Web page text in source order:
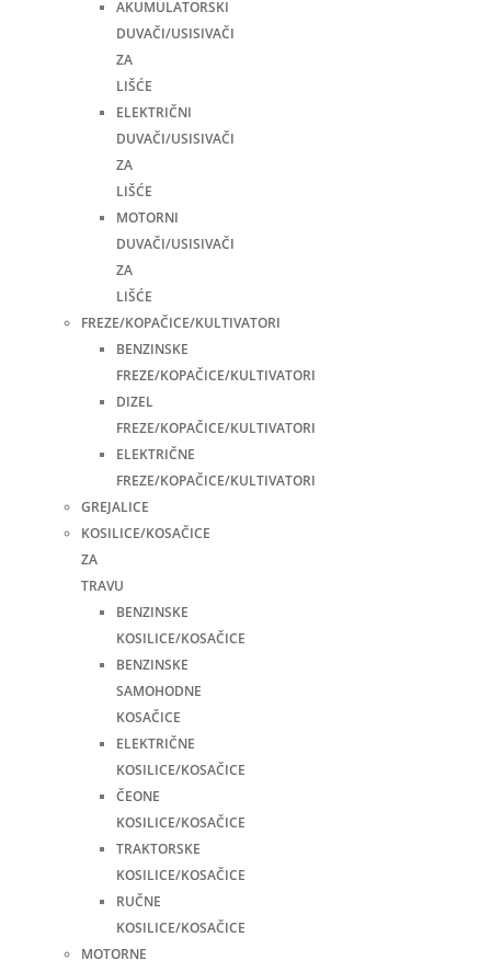
AKUMULATORSKI
DUVAČI/USISIVAČI
ZA
LIŠĆE
ELEKTRIČNI
DUVAČI/USISIVAČI
ZA
LIŠĆE
MOTORNI
DUVAČI/USISIVAČI
ZA
LIŠĆE
FREZE/KOPAČICE/KULTIVATORI
BENZINSKE
FREZE/KOPAČICE/KULTIVATORI
DIZEL
FREZE/KOPAČICE/KULTIVATORI
ELEKTRIČNE
FREZE/KOPAČICE/KULTIVATORI
GREJALICE
KOSILICE/KOSAČICE
ZA
TRAVU
BENZINSKE
KOSILICE/KOSAČICE
BENZINSKE
SAMOHODNE
KOSAČICE
ELEKTRIČNE
KOSILICE/KOSAČICE
ČEONE
KOSILICE/KOSAČICE
TRAKTORSKE
KOSILICE/KOSAČICE
RUČNE
KOSILICE/KOSAČICE
MOTORNE